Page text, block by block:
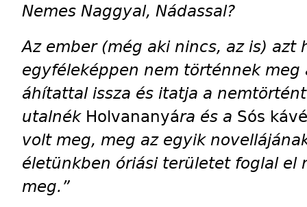
Nemes Naggyal, Nádassal?
Az ember (még aki nincs, az is)
egyféleképpen nem történnek meg
áhítattal issza és itatja a
utalnék Holvan­anyára és a Sós kávé
volt meg, meg az egyik
életünkben óriási területet foglal el
meg.”